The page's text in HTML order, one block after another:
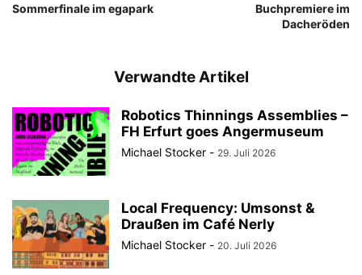
Sommerfinale im egapark
Buchpremiere im
Dacheröden
Verwandte Artikel
Robotics Thinnings Assemblies –
FH Erfurt goes Angermuseum
Michael Stocker - 29. Juli 2026
Local Frequency: Umsonst &
Draußen im Café Nerly
Michael Stocker - 20. Juli 2026